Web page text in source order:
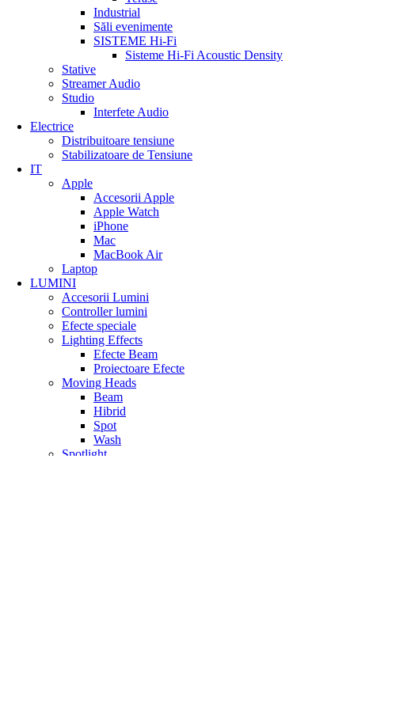
Industrial
Săli evenimente
SISTEME Hi-Fi
Sisteme Hi-Fi Acoustic Density
Stative
Streamer Audio
Studio
Interfete Audio
Electrice
Distribuitoare tensiune
Stabilizatoare de Tensiune
IT
Apple
Accesorii Apple
Apple Watch
iPhone
Mac
MacBook Air
Laptop
LUMINI
Accesorii Lumini
Controller lumini
Efecte speciale
Lighting Effects
Efecte Beam
Proiectoare Efecte
Moving Heads
Beam
Hibrid
Spot
Wash
Spotlight
Difuzoare